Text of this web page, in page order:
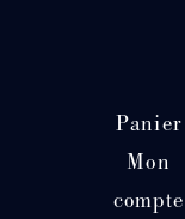
Panier
Mon
compte